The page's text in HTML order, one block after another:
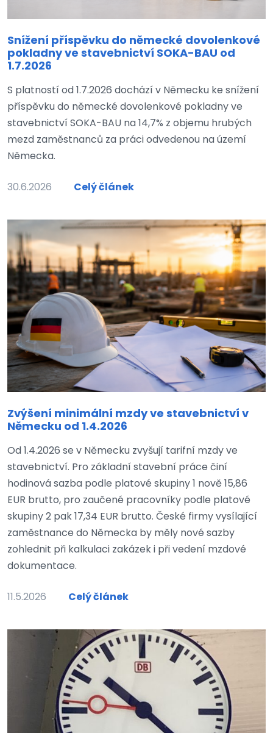
Snížení příspěvku do německé dovolenkové
pokladny ve stavebnictví SOKA-BAU od
1.7.2026
S platností od 1.7.2026 dochází v Německu ke snížení
příspěvku do německé dovolenkové pokladny ve
stavebnictví SOKA-BAU na 14,7% z objemu hrubých
mezd zaměstnanců za práci odvedenou na území
Německa.
30.6.2026 Celý článek
Zvýšení minimální mzdy ve stavebnictví v
Německu od 1.4.2026
Od 1.4.2026 se v Německu zvyšují tarifní mzdy ve
stavebnictví. Pro základní stavební práce činí
hodinová sazba podle platové skupiny 1 nově 15,86
EUR brutto, pro zaučené pracovníky podle platové
skupiny 2 pak 17,34 EUR brutto. České firmy vysílající
zaměstnance do Německa by měly nové sazby
zohlednit při kalkulaci zakázek i při vedení mzdové
dokumentace.
11.5.2026 Celý článek